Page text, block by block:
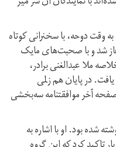
مراسم ساعت ۳:۴۵ دقیقه به‌ وقت دوحه، با سخنرانی کوتاه
شد و با صحبت‌های مایک
ملا عبدالغنی برادر،
در پایان هم زلمی
صفحه‌ آخر موافقتنامه‌ سه‌بخشی
شده‌ بود. او با اشاره به